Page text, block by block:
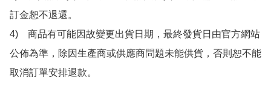
訂金恕不退還。
4)　商品有可能因故變更出貨日期，最終發貨日由官方網站
公佈為準，除因生產商或供應商問題未能供貨，否則恕不能
取消訂單安排退款。